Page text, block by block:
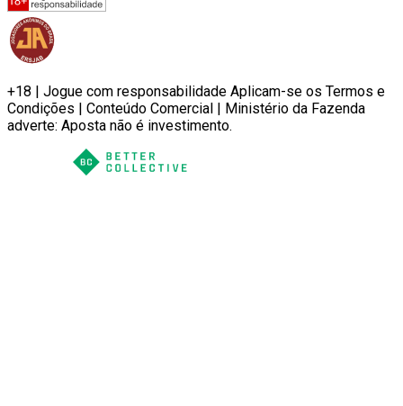
+18 | Jogue com responsabilidade Aplicam-se os Termos e
Condições | Conteúdo Comercial | Ministério da Fazenda
adverte: Aposta não é investimento.